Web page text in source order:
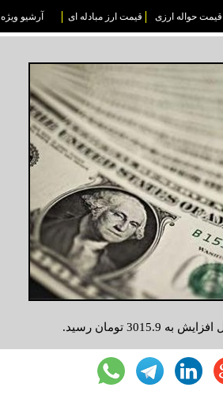
قیمت حواله ارزی قیمت ارز مبادله ای آرشیو ویژه